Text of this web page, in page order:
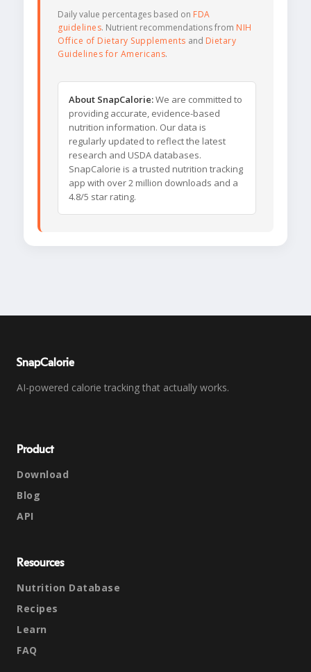
Daily value percentages based on FDA
guidelines. Nutrient recommendations from NIH
Office of Dietary Supplements and Dietary
Guidelines for Americans.
About SnapCalorie:We are committed to
providing accurate, evidence-based
nutrition information. Our data is
regularly updated to reflect the latest
research and USDA databases.
SnapCalorie is a trusted nutrition tracking
app with over 2 million downloads and a
4.8/5 star rating.
SnapCalorie
AI-powered calorie tracking that actually works.
Product
Download
Blog
API
Resources
Nutrition Database
Recipes
Learn
FAQ